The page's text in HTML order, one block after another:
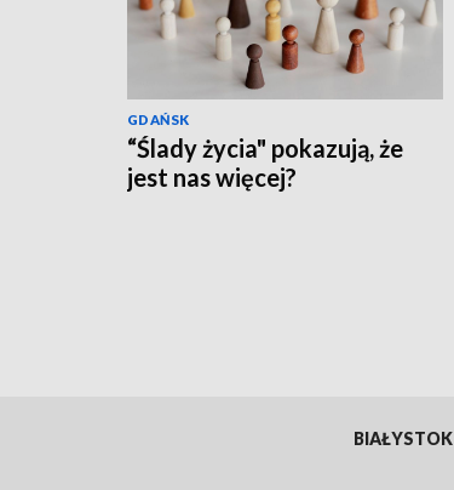
GDAŃSK
“Ślady życia" pokazują, że
jest nas więcej?
BIAŁYSTOK